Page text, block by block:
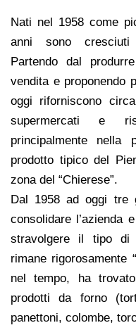
Nati nel 1958 come
anni sono cresciuti
Partendo dal
vendita e proponendo
oggi riforniscono
supermercati e
principalmente nella
prodotto tipico del
zona del “Chierese”.
Dal 1958 ad oggi tre
consolidare l’azienda
stravolgere il tipo di
rimane rigorosamente
nel tempo, ha
prodotti da forno
panettoni, colombe,